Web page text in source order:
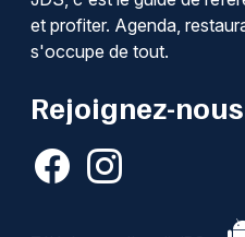
et profiter. Agenda,
s'occupe de tout.
Rejoignez-